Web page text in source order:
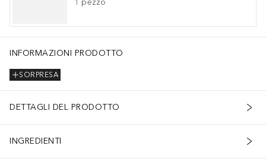
1 pezzo
INFORMAZIONI PRODOTTO
SORPRESA
DETTAGLI DEL PRODOTTO
INGREDIENTI